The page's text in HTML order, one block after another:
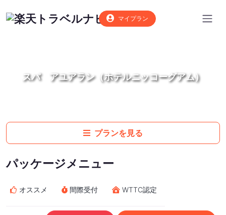
マイプラン
スパ アユアラン（ホテルニッコーグアム）
プランを見る
パッケージメニュー
オススメ 間際受付 WTTC認定